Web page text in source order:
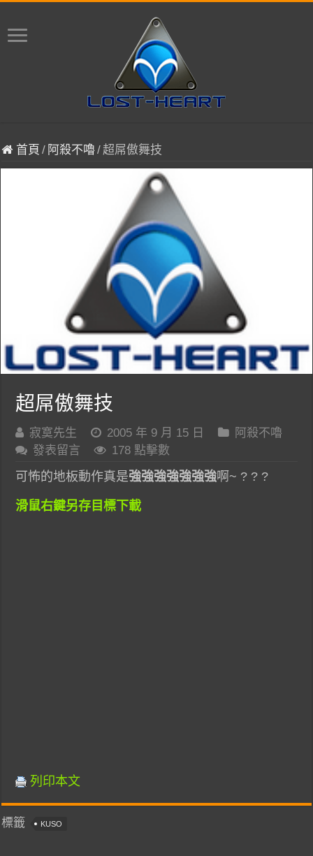
首頁 / 阿殺不嚕/ 超屌傲舞技
超屌傲舞技
寂寞先生 2005 年 9 月 15 日
阿殺不嚕
發表留言
178 點擊數
可怖的地板動作真是強強強強強強強啊~ ? ? ?
滑鼠右鍵另存目標下載
列印本文
標籤 KUSO